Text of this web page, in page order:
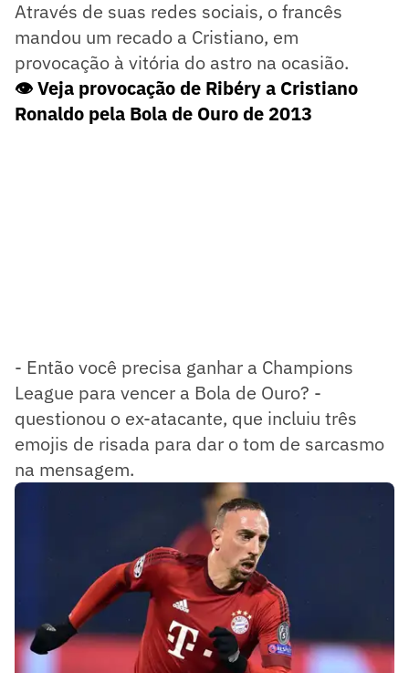
Através de suas redes sociais, o francês
mandou um recado a Cristiano, em
provocação à vitória do astro na ocasião.
👁️ Veja provocação de Ribéry a Cristiano
Ronaldo pela Bola de Ouro de 2013
- Então você precisa ganhar a Champions
League para vencer a Bola de Ouro? -
questionou o ex-atacante, que incluiu três
emojis de risada para dar o tom de sarcasmo
na mensagem.